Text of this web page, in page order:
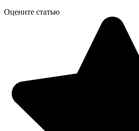
Оцените статью